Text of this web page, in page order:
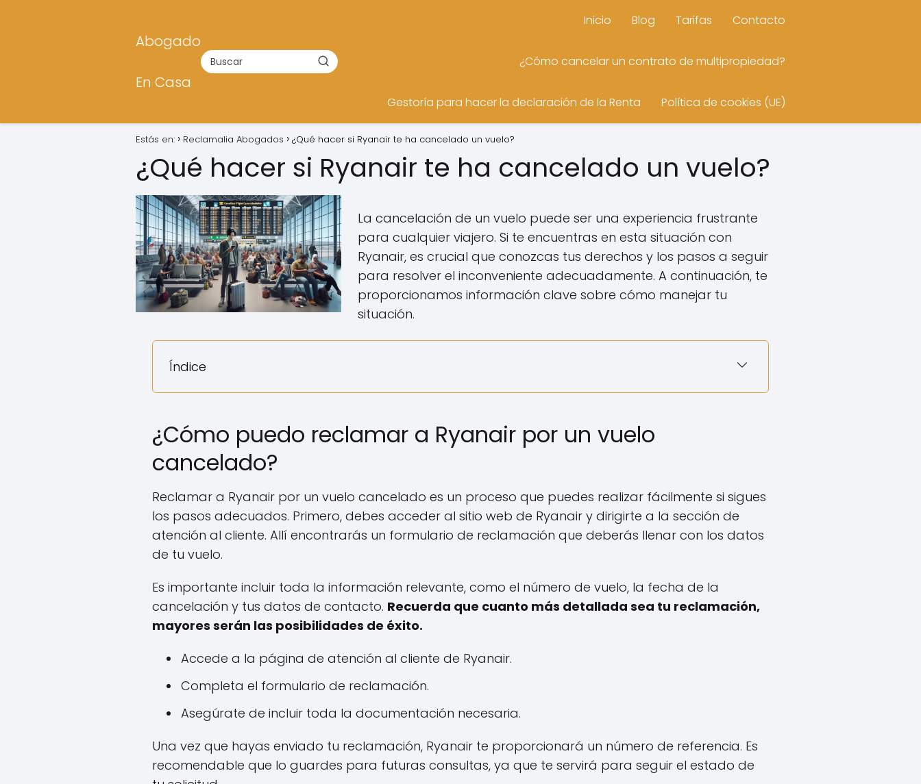
Abogado
En Casa
Inicio Blog Tarifas Contacto
¿Cómo cancelar un contrato de multipropiedad?
Gestoría para hacer la declaración de la Renta Política de cookies (UE)
Estás en: Reclamalia Abogados ¿Qué hacer si Ryanair te ha cancelado un vuelo?
¿Qué hacer si Ryanair te ha cancelado un vuelo?
La cancelación de un vuelo puede ser una experiencia frustrante
para cualquier viajero. Si te encuentras en esta situación con
Ryanair, es crucial que conozcas tus derechos y los pasos a seguir
para resolver el inconveniente adecuadamente. A continuación, te
proporcionamos información clave sobre cómo manejar tu
situación.
Índice
¿Cómo puedo reclamar a Ryanair por un vuelo
cancelado?
Reclamar a Ryanair por un vuelo cancelado es un proceso que puedes realizar fácilmente si sigues
los pasos adecuados. Primero, debes acceder al sitio web de Ryanair y dirigirte a la sección de
atención al cliente. Allí encontrarás un formulario de reclamación que deberás llenar con los datos
de tu vuelo.
Es importante incluir toda la información relevante, como el número de vuelo, la fecha de la
cancelación y tus datos de contacto. Recuerda que cuanto más detallada sea tu reclamación,
mayores serán las posibilidades de éxito.
Accede a la página de atención al cliente de Ryanair.
Completa el formulario de reclamación.
Asegúrate de incluir toda la documentación necesaria.
Una vez que hayas enviado tu reclamación, Ryanair te proporcionará un número de referencia. Es
recomendable que lo guardes para futuras consultas, ya que te servirá para seguir el estado de